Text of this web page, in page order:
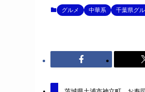
グルメ 中華系 千葉県グ